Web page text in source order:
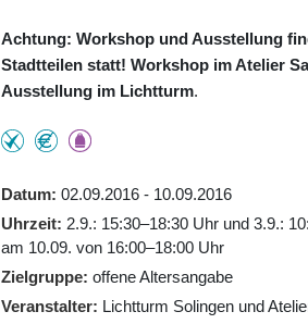
Achtung: Workshop und Ausstellung
Stadtteilen statt! Workshop im Atelier
Ausstellung im Lichtturm.
Datum 02.09.2016 - 10.09.2016
Uhrzeit
2.9.: 15:30–18:30 Uhr und 3.9.:
am 10.09. von 16:00–18:00 Uhr
Zielgruppe offene Altersangabe
Veranstalter
Lichtturm Solingen und